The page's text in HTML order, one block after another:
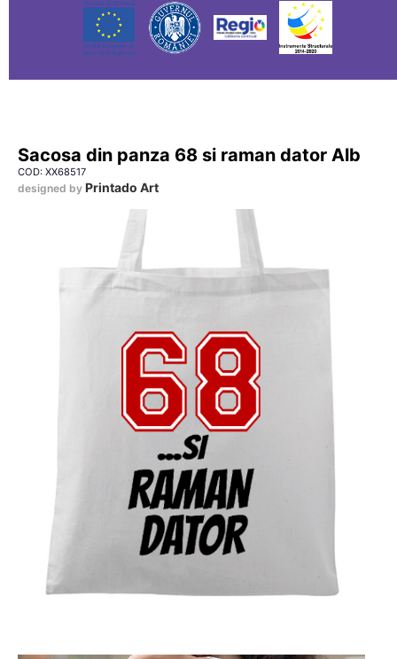
Sacosa din panza 68 si raman dator Alb
COD: XX68517
designed by Printado Art